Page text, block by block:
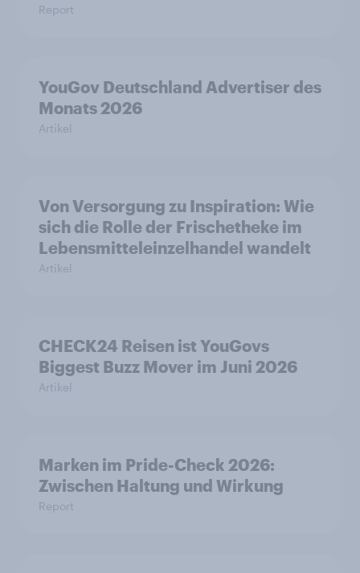
Report
YouGov Deutschland Advertiser des
Monats 2026
Artikel
Von Versorgung zu Inspiration: Wie
sich die Rolle der Frischetheke im
Lebensmitteleinzelhandel wandelt
Artikel
CHECK24 Reisen ist YouGovs
Biggest Buzz Mover im Juni 2026
Artikel
Marken im Pride-Check 2026:
Zwischen Haltung und Wirkung
Report